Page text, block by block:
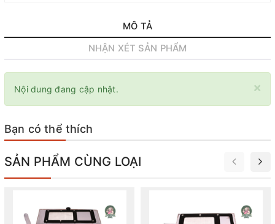
MÔ TẢ
NHẬN XÉT SẢN PHẨM
×
Nội dung đang cập nhật.
Bạn có thể thích
SẢN PHẨM CÙNG LOẠI